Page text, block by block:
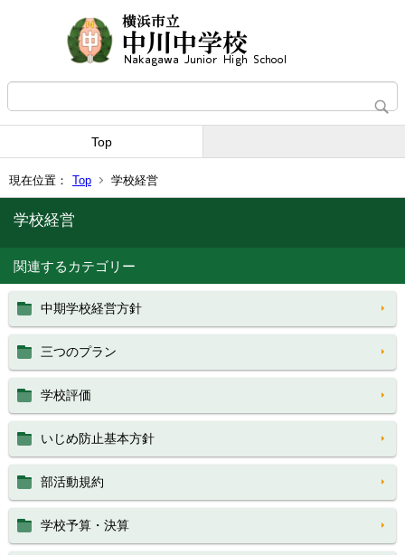
Top
現在位置： Top 学校経営
学校経営
関連するカテゴリー
中期学校経営方針
三つのプラン
学校評価
いじめ防止基本方針
部活動規約
学校予算・決算